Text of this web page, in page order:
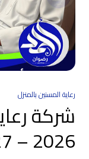
رعاية المسنين بالمنزل
شركة
2026 – 2027